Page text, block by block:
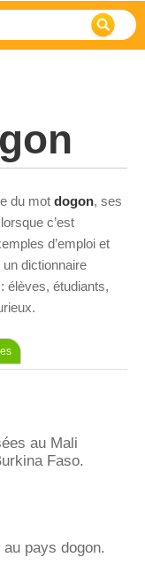
du mot dogon, ses
c’est
d’emploi et
dictionnaire
élèves, étudiants,
au Mali
Faso.
pays dogon.